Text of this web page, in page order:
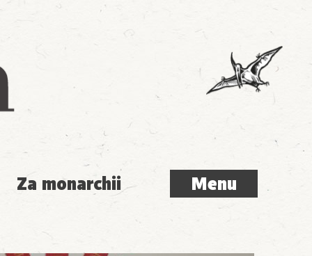
Za monarchii Menu
Menu